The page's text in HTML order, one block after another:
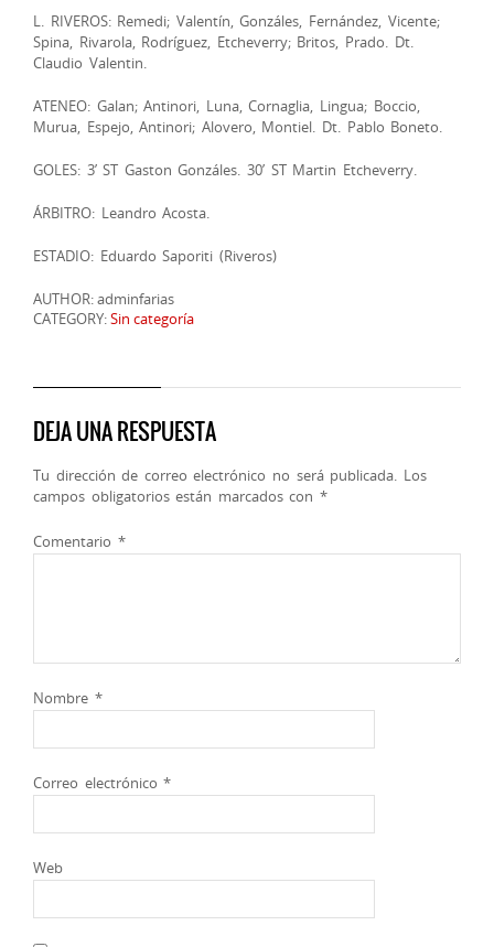
L. RIVEROS: Remedi; Valentín, Gonzáles, Fernández, Vicente;
Spina, Rivarola, Rodríguez, Etcheverry; Britos, Prado. Dt.
Claudio Valentin.
ATENEO: Galan; Antinori, Luna, Cornaglia, Lingua; Boccio,
Murua, Espejo, Antinori; Alovero, Montiel. Dt. Pablo Boneto.
GOLES: 3’ ST Gaston Gonzáles. 30’ ST Martin Etcheverry.
ÁRBITRO: Leandro Acosta.
ESTADIO: Eduardo Saporiti (Riveros)
AUTHOR: adminfarias
CATEGORY:Sin categoría
DEJA UNA RESPUESTA
Tu dirección de correo electrónico no será publicada. Los
campos obligatorios están marcados con *
Comentario *
Nombre *
Correo electrónico*
Web